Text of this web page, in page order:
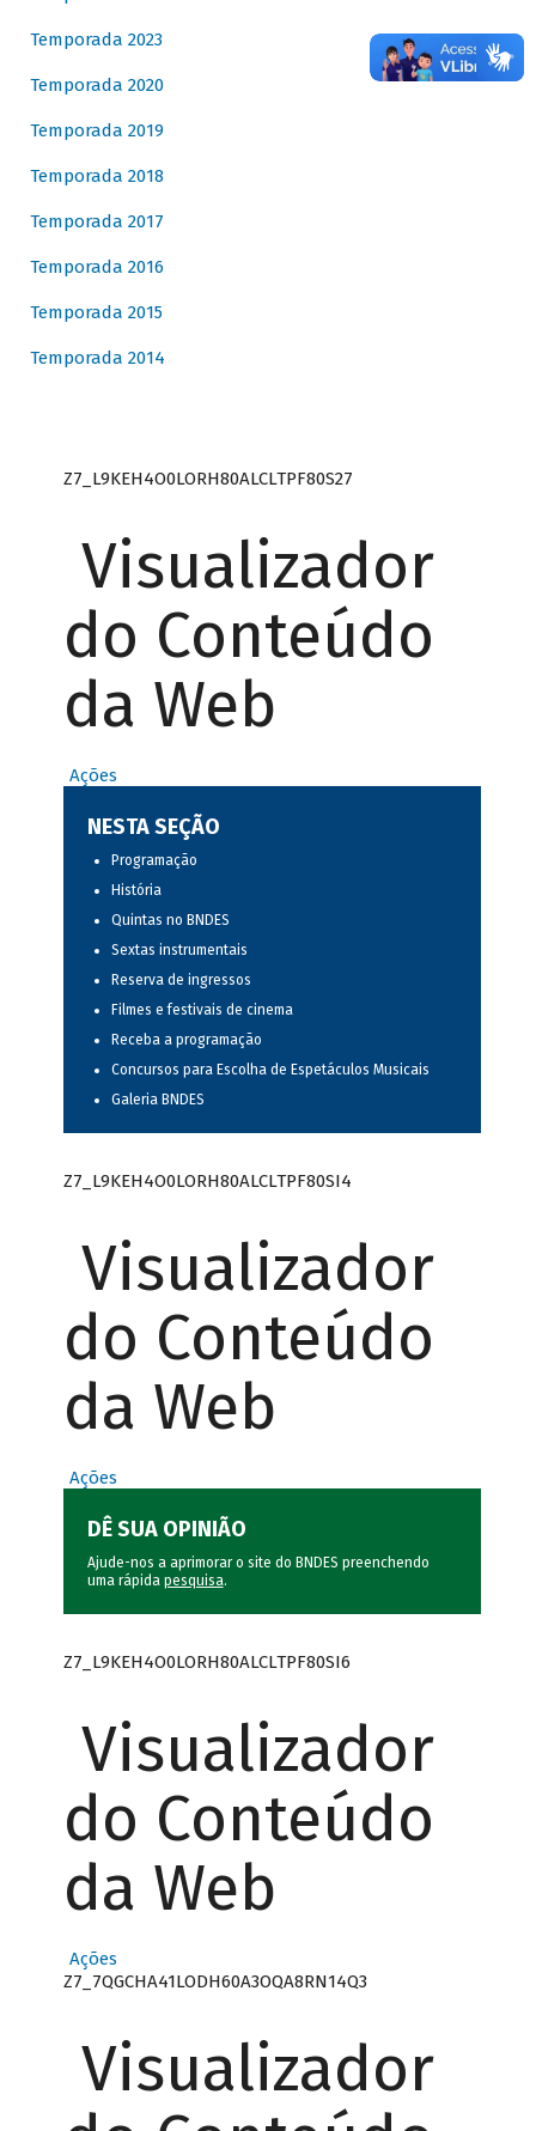
Temporada 2023
Temporada 2020
Temporada 2019
Temporada 2018
Temporada 2017
Temporada 2016
Temporada 2015
Temporada 2014
Z7_L9KEH4O0LORH80ALCLTPF80S27
Visualizador
do Conteúdo
da Web
Ações
NESTA SEÇÃO
Programação
História
Quintas no BNDES
Sextas instrumentais
Reserva de ingressos
Filmes e festivais de cinema
Receba a programação
Concursos para Escolha de Espetáculos Musicais
Galeria BNDES
Z7_L9KEH4O0LORH80ALCLTPF80SI4
Visualizador
do Conteúdo
da Web
Ações
DÊ SUA OPINIÃO
Ajude-nos a aprimorar o site do BNDES preenchendo
uma rápida pesquisa.
Z7_L9KEH4O0LORH80ALCLTPF80SI6
Visualizador
do Conteúdo
da Web
Ações
Z7_7QGCHA41LODH60A3OQA8RN14Q3
Visualizador